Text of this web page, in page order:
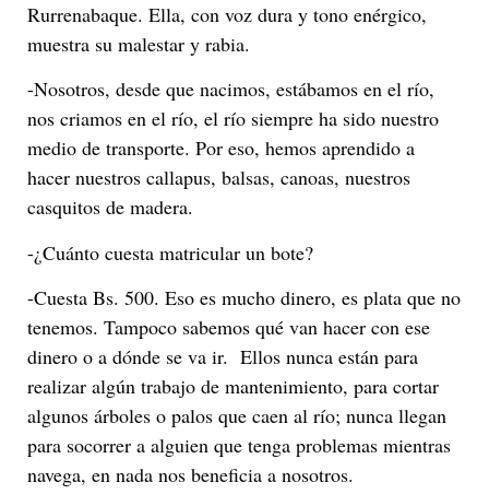
Rurrenabaque. Ella, con voz dura y tono enérgico,
muestra su malestar y rabia.
-Nosotros, desde que nacimos, estábamos en el río,
nos criamos en el río, el río siempre ha sido nuestro
medio de transporte. Por eso, hemos aprendido a
hacer nuestros callapus, balsas, canoas, nuestros
casquitos de madera.
-¿Cuánto cuesta matricular un bote?
-Cuesta Bs. 500. Eso es mucho dinero, es plata que no
tenemos. Tampoco sabemos qué van hacer con ese
dinero o a dónde se va ir. Ellos nunca están para
realizar algún trabajo de mantenimiento, para cortar
algunos árboles o palos que caen al río; nunca llegan
para socorrer a alguien que tenga problemas mientras
navega, en nada nos beneficia a nosotros.